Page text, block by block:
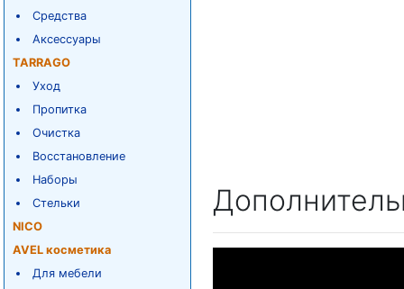
Средства
Аксессуары
TARRAGO
Уход
Пропитка
Очистка
Восстановление
Наборы
Стельки
NICO
AVEL косметика
Для мебели